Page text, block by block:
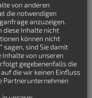
Terrasse,
von anderen
die notwendigen
anzuzeigen.
diese Inhalte nicht
können nicht
sagen, sind Sie damit
Inhalte von unseren
gegebenenfalls die
die wir keinen Einfluss
Partnerunternehmen